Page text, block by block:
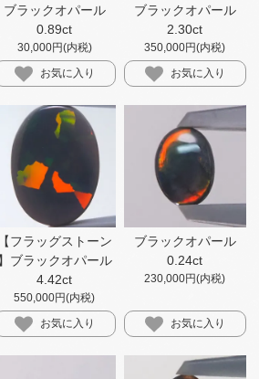
ブラックオパール
0.89ct
30,000円(内税)
お気に入り
ブラックオパール
2.30ct
350,000円(内税)
お気に入り
【フラッグストーン
】​ブラックオパール
4.42ct
550,000円(内税)
お気に入り
ブラックオパール
0.24ct
230,000円(内税)
お気に入り